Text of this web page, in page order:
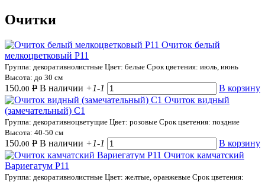
Очитки
Очиток белый
мелкоцветковый Р11
Группа: декоративнолистные Цвет: белые Срок цветения: июль, июнь
Высота: до 30 см
150.00 Р В наличии +1-1
В корзину
Очиток видный
(замечательный) С1
Группа: декоративноцветущие Цвет: розовые Срок цветения: поздние
Высота: 40-50 см
150.00 Р В наличии +1-1
В корзину
Очиток камчатский
Вариегатум Р11
Группа: декоративнолистные Цвет: желтые, оранжевые Срок цветения: